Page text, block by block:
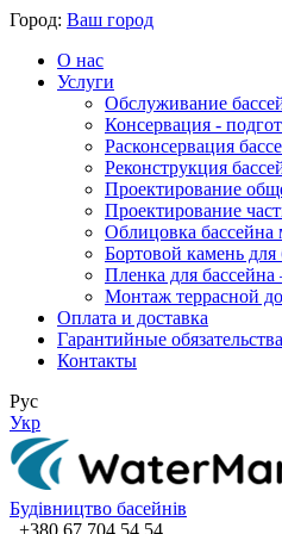
Город: Ваш город
О нас
Услуги
Обслуживание
Консервация -
Расконсервация
Реконструкция
Проектирование
Проектирование
​Облицовка бассейна
Бортовой камень для
Пленка для
Монтаж террасной
Оплата и доставка
Гарантийные обязательства
Контакты
Рус
Укр
Будівництво басейнів
+380 67 704 54 54